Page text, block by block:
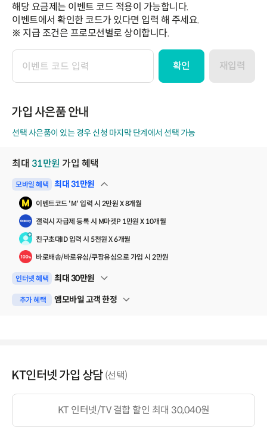
해당 요금제는 이벤트 코드 적용이 가능합니다.
이벤트에서 확인한 코드가 있다면 입력 해 주세요.
※ 지급 조건은 프로모션별로 상이합니다.
이
벤
코
확인 재입력
가입 사은품 안내
선택 사은품이 있는 경우 신청 마지막 단계에서 선택 가능
최대 31만원 가입 혜택
모바일 혜택 최대 31만원
펼쳐보기
이벤트코드 'M' 입력 시 2만원 X 8개월
갤럭시 자급제 등록 시 M마켓P 1만원 X 10개월
친구초대ID 입력 시 5천원 X 6개월
바로배송/바로유심/쿠팡유심으로 가입 시 2만원
인터넷 혜택 최대 30만원
펼쳐보기
추가 혜택 엠모바일 고객 한정
펼쳐보기
KT인터넷 가입 상담 (선택)
KT 인터넷/TV 결합 할인 최대 30,040원